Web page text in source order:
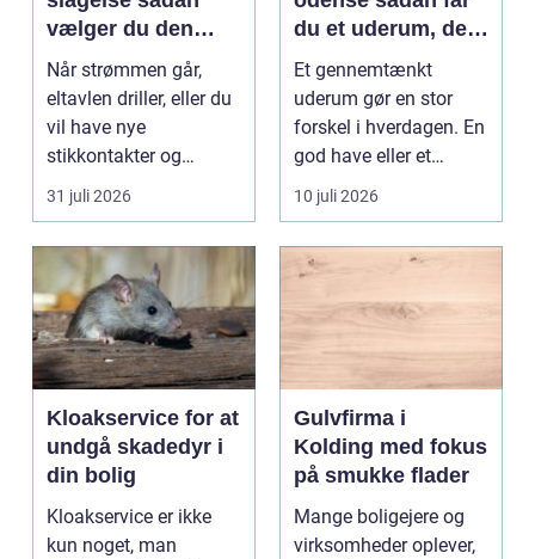
vælger du den
rigtige elektriker til
opgaven
Når strømmen går,
eltavlen driller, eller du
vil have nye
stikkontakter og
belysning, er en dygtig
e...
31 juli 2026
du et uderum, der
holder i mange år
Et gennemtænkt
uderum gør en stor
forskel i hverdagen. En
god have eller et
velplejet fællesareal
gi...
10 juli 2026
Kloakservice for at
undgå skadedyr i
din bolig
Kloakservice er ikke
kun noget, man
Gulvfirma i
Kolding med fokus
på smukke flader
Mange boligejere og
virksomheder oplever,